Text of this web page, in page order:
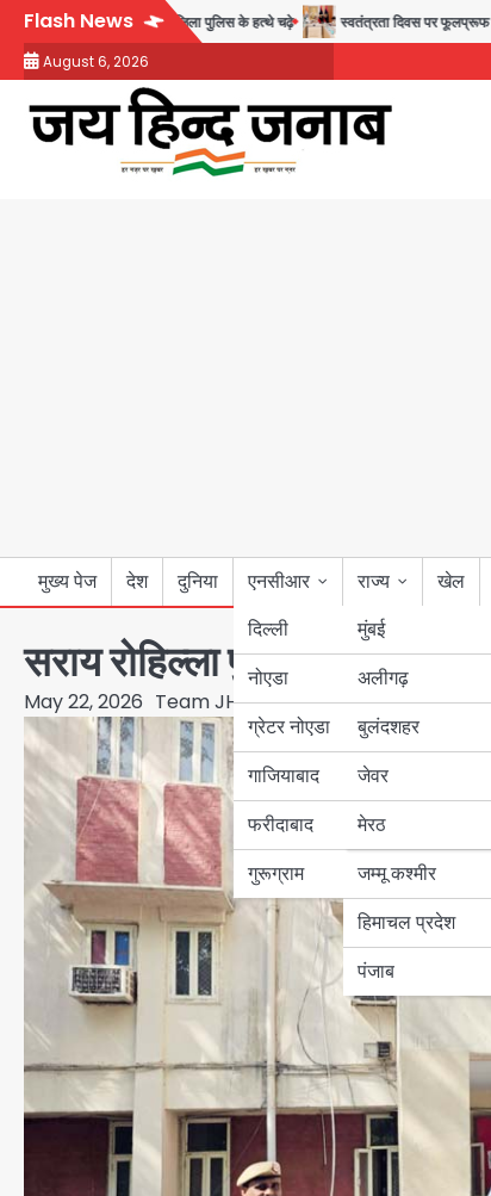
Skip
content
Flash News
नागरिक सेंट्रल जिला पुलिस के हत्थे चढ़े स्वतंत्रता दिवस पर फूलप्रूफ सुरक्षा
August 6, 2026
मुख्य पेज देश दुनिया
एनसीआर
दिल्ली
नोएडा
ग्रेटर नोएडा
गाजियाबाद
फरीदाबाद
गुरूग्राम
राज्य
मुंबई
उत्तर प्रदेश
अलीगढ़
बुलंदशहर
जेवर
मेरठ
बिहार
पंजाब
हरियाणा
जम्मू कश्मीर
हिमाचल प्रदेश
पंजाब
खेल
सराय रोहिल्ला पुलिस ने आॅटो
May 22, 2026 Team JHJ